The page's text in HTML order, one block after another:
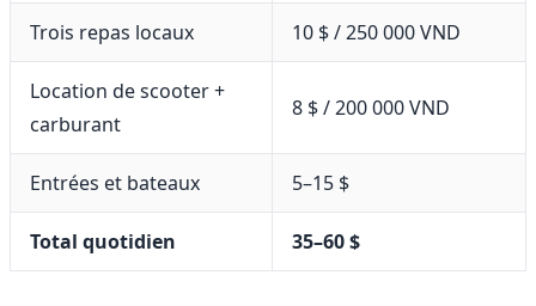
Trois repas locaux 10 $ / 250 000 VND
Location de scooter +
carburant
8 $ / 200 000 VND
Entrées et bateaux 5–15 $
Total quotidien 35–60 $